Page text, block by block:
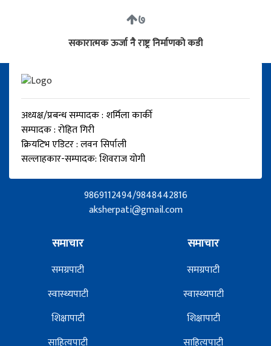
७
सकारात्मक ऊर्जा नै राष्ट्र निर्माणको कडी
अध्यक्ष/प्रबन्ध सम्पादक : शर्मिला कार्की
सम्पादक : रोहित गिरी
क्रियटिभ एडिटर : लवन सिर्पाली
सल्लाहकार-सम्पादक: शिवराज योगी
9869112494/9848442816
aksherpati@gmail.com
समाचार
समग्रपाटी
स्वास्थ्यपाटी
शिक्षापाटी
समाचार
समग्रपाटी
स्वास्थ्यपाटी
शिक्षापाटी